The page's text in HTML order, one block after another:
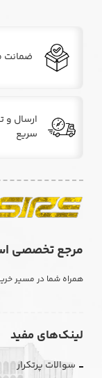
ضمانت
ارسال و
سریع
مرجع تخصصی
همراه شما در مسیر
لینک‌های مفید
سوالات پرتکرار